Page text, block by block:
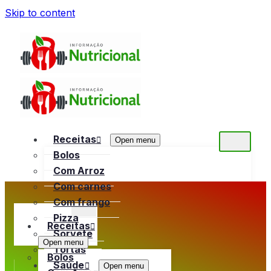
Skip to content
Receitas Open menu
Bolos
Com Arroz
Com carnes
Com frango
Pizza
Sorvete
Tortas
Saúde
Open menu
Receitas
Open menu
Bolos